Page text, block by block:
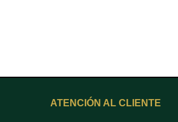
ATENCIÓN AL CLIENTE